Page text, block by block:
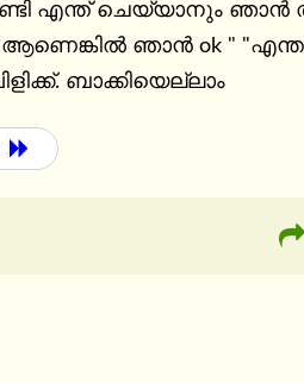
എന്ത് ചെയ്യാനും ഞാൻ
ഞാൻ ok "
ബാക്കിയെല്ലാം